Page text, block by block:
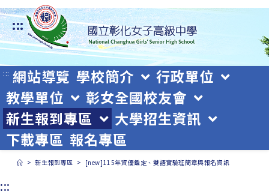
跳
轉
至
主
要
內
容
:::
::: 網站導覽 學校簡介
行政單位
教學單位
彰女全國校友會
新生報到專區
大學招生資訊
下載專區 報名專區
> 新生報到專區 > [new]115年資優鑑定、雙語實驗班簡章與報名資訊
:::